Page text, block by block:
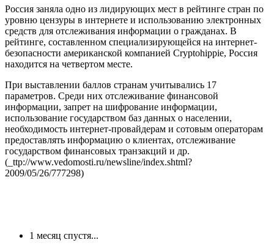
Россия заняла одно из лидирующих мест в рейтинге стран по
уровню цензуры в интернете и использованию электронных
средств для отслеживания информации о гражданах. В
рейтинге, составленном специализирующейся на интернет-
безопасности американской компанией Cryptohippie, Россия
находится на четвертом месте.
При выставлении баллов странам учитывались 17
параметров. Среди них отслеживание финансовой
информации, запрет на шифрование информации,
использование государством баз данных о населении,
необходимость интернет-провайдерам и сотовым операторам
предоставлять информацию о клиентах, отслеживание
государством финансовых транзакций и др.
(_ttp://www.vedomosti.ru/newsline/index.shtml?
2009/05/26/777298)
1 месяц спустя...